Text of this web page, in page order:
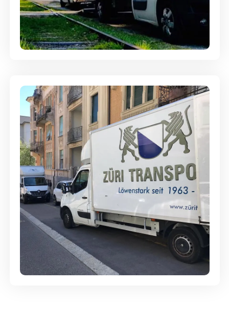
Ein- und Auspackservice
Günstige Umzüge - Hervorragender
Service